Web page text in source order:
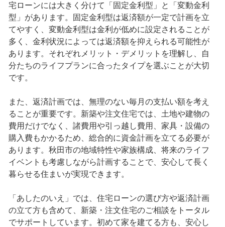
宅ローンには大きく分けて「固定金利型」と「変動金利
型」があります。固定金利型は返済額が一定で計画を立
てやすく、変動金利型は金利が低めに設定されることが
多く、金利状況によっては返済額を抑えられる可能性が
あります。それぞれメリット・デメリットを理解し、自
分たちのライフプランに合ったタイプを選ぶことが大切
です。
また、返済計画では、無理のない毎月の支払い額を考え
ることが重要です。新築や注文住宅では、土地や建物の
費用だけでなく、諸費用や引っ越し費用、家具・設備の
購入費もかかるため、総合的に資金計画を立てる必要が
あります。秋田市の地域特性や家族構成、将来のライフ
イベントも考慮しながら計画することで、安心して長く
暮らせる住まいが実現できます。
「あしたのいえ」では、住宅ローンの選び方や返済計画
の立て方も含めて、新築・注文住宅のご相談をトータル
でサポートしています。初めて家を建てる方も、安心し